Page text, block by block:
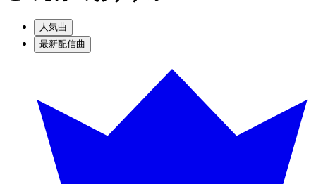
人気曲
最新配信曲